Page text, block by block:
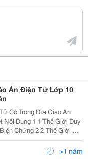
Án Điện Tử Lớp 10
Có Trong Đĩa Giao An
Chứng 2 2 Thế Giới Vật
3 3 Sự Vận Động Và Phát
4 Nguồn Gố
>1 năm